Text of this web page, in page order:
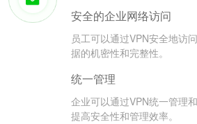
安全的企业网络访问
员工可以通过VPN安全地访
据的机密性和完整性。
统一管理
企业可以通过VPN统一管理
提高安全性和管理效率。